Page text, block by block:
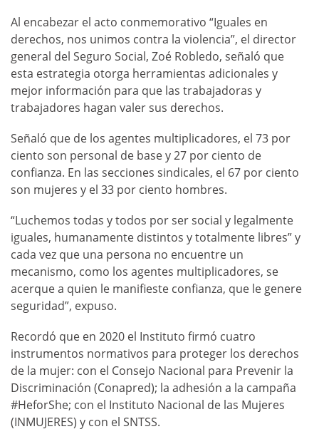
Al encabezar el acto conmemorativo “Iguales en
derechos, nos unimos contra la violencia”, el director
general del Seguro Social, Zoé Robledo, señaló que
esta estrategia otorga herramientas adicionales y
mejor información para que las trabajadoras y
trabajadores hagan valer sus derechos.
Señaló que de los agentes multiplicadores, el 73 por
ciento son personal de base y 27 por ciento de
confianza. En las secciones sindicales, el 67 por ciento
son mujeres y el 33 por ciento hombres.
“Luchemos todas y todos por ser social y legalmente
iguales, humanamente distintos y totalmente libres” y
cada vez que una persona no encuentre un
mecanismo, como los agentes multiplicadores, se
acerque a quien le manifieste confianza, que le genere
seguridad”, expuso.
Recordó que en 2020 el Instituto firmó cuatro
instrumentos normativos para proteger los derechos
de la mujer: con el Consejo Nacional para Prevenir la
Discriminación (Conapred); la adhesión a la campaña
#HeforShe; con el Instituto Nacional de las Mujeres
(INMUJERES) y con el SNTSS.